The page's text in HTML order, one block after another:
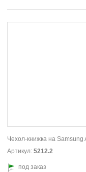
Чехол-книжка на Samsung
Артикул: 5212.2
под заказ